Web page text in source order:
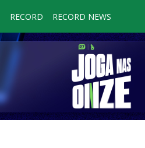
RECORD RECORD NEWS